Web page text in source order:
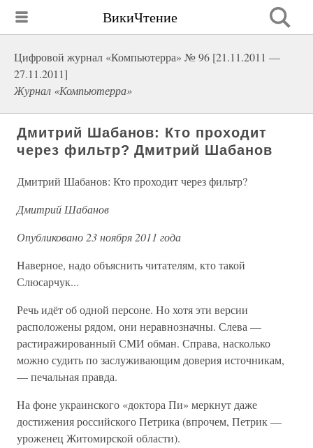
ВикиЧтение
Цифровой журнал «Компьютерра» № 96 [21.11.2011 —
27.11.2011]
Журнал «Компьютерра»
Дмитрий Шабанов: Кто проходит
через фильтр? Дмитрий Шабанов
Дмитрий Шабанов: Кто проходит через фильтр?
Дмитрий Шабанов
Опубликовано 23 ноября 2011 года
Наверное, надо объяснить читателям, кто такой
Слюсарчук...
Речь идёт об одной персоне. Но хотя эти версии
расположены рядом, они неравнозначны. Слева —
растиражированный СМИ обман. Справа, насколько
можно судить по заслуживающим доверия источникам,
— печальная правда.
На фоне украинского «доктора Пи» меркнут даже
достижения российского Петрика (впрочем, Петрик —
уроженец Житомирской области).